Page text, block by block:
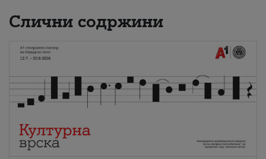
Слични содржини